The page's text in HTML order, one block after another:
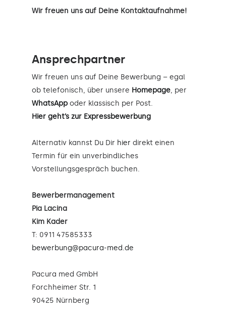
Wir freuen uns auf Deine Kontaktaufnahme!
Ansprechpartner
Wir freuen uns auf Deine Bewerbung – egal
ob telefonisch, über unsere Homepage, per
WhatsApp oder klassisch per Post.
Hier geht’s zur Expressbewerbung
Alternativ kannst Du Dir hier direkt einen
Termin für ein unverbindliches
Vorstellungsgespräch buchen.
Bewerbermanagement
Pia Lacina
Kim Kader
T: 0911 47585333
bewerbung@pacura-med.de
Pacura med GmbH
Forchheimer Str. 1
90425 Nürnberg